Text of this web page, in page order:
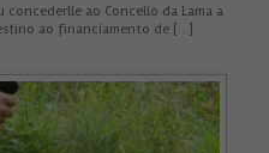
ao Concello da Lama a
ao financiamento de […]